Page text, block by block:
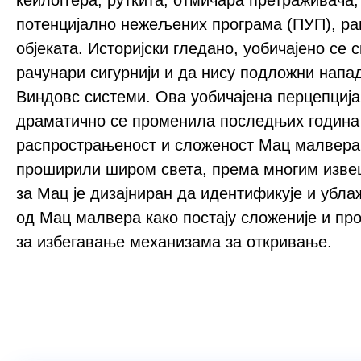
потенцијално нежељених програма (ПУП),
објеката. Историјски гледано, уобичајено
рачунари сигурнији и да нису подложни
Виндовс системи. Ова уобичајена
драматично се променила последњих година
распрострањеност и сложеност Мац малвера
проширили широм света, према многим
за Мац је дизајниран да идентификује и
од Мац малвера како постају сложеније и
за избегавање механизама за откривање.